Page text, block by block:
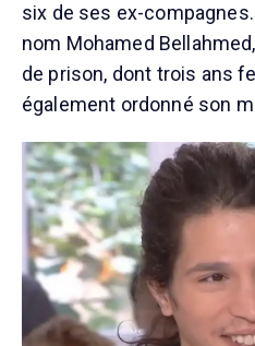
six de ses ex-
nom Mohamed
de prison, dont trois ans
également ordonné son